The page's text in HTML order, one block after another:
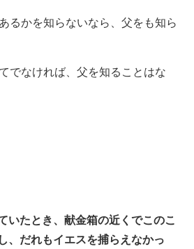
かを知らないなら、父をも知ら
なければ、父を知ることはな
いたとき、献金箱の近くでこのこ
、だれもイエスを捕らえなかっ